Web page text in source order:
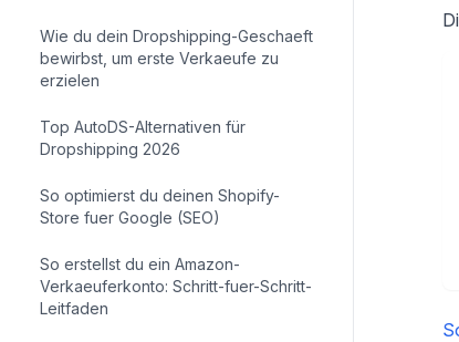
Wie du dein Dropshipping-Geschaeft
bewirbst, um erste Verkaeufe zu
erzielen
Top AutoDS-Alternativen für
Dropshipping 2026
So optimierst du deinen Shopify-
Store fuer Google (SEO)
So erstellst du ein Amazon-
Verkaeuferkonto: Schritt-fuer-Schritt-
Leitfaden